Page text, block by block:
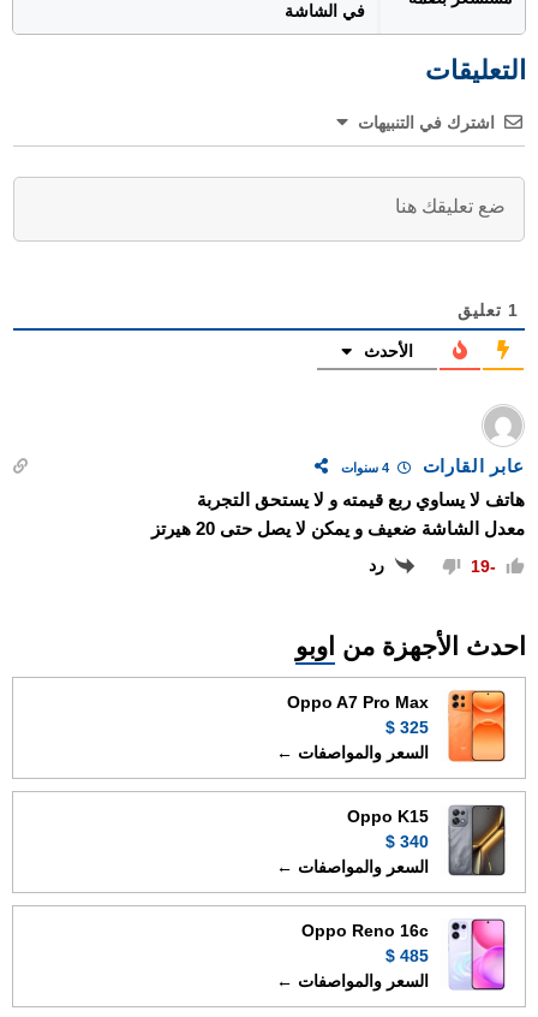
في الشاشة
التعليقات
اشترك في التنبيهات
1 تعليق
الأحدث
عابر القارات 4 سنوات
هاتف لا يساوي ربع قيمته و لا يستحق التجربة
معدل الشاشة ضعيف و يمكن لا يصل حتى 20 هيرتز
-19 رد
احدث الأجهزة من اوبو
Oppo A7 Pro Max
325 $
السعر والمواصفات ←
Oppo K15
340 $
السعر والمواصفات ←
Oppo Reno 16c
485 $
السعر والمواصفات ←